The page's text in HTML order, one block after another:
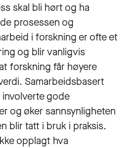
skal bli hørt og ha
prosessen og
i forskning er ofte et
og blir vanligvis
forskning får høyere
Samarbeidsbasert
gode
og øker sannsynligheten
blir tatt i bruk i praksis.
opplagt hva